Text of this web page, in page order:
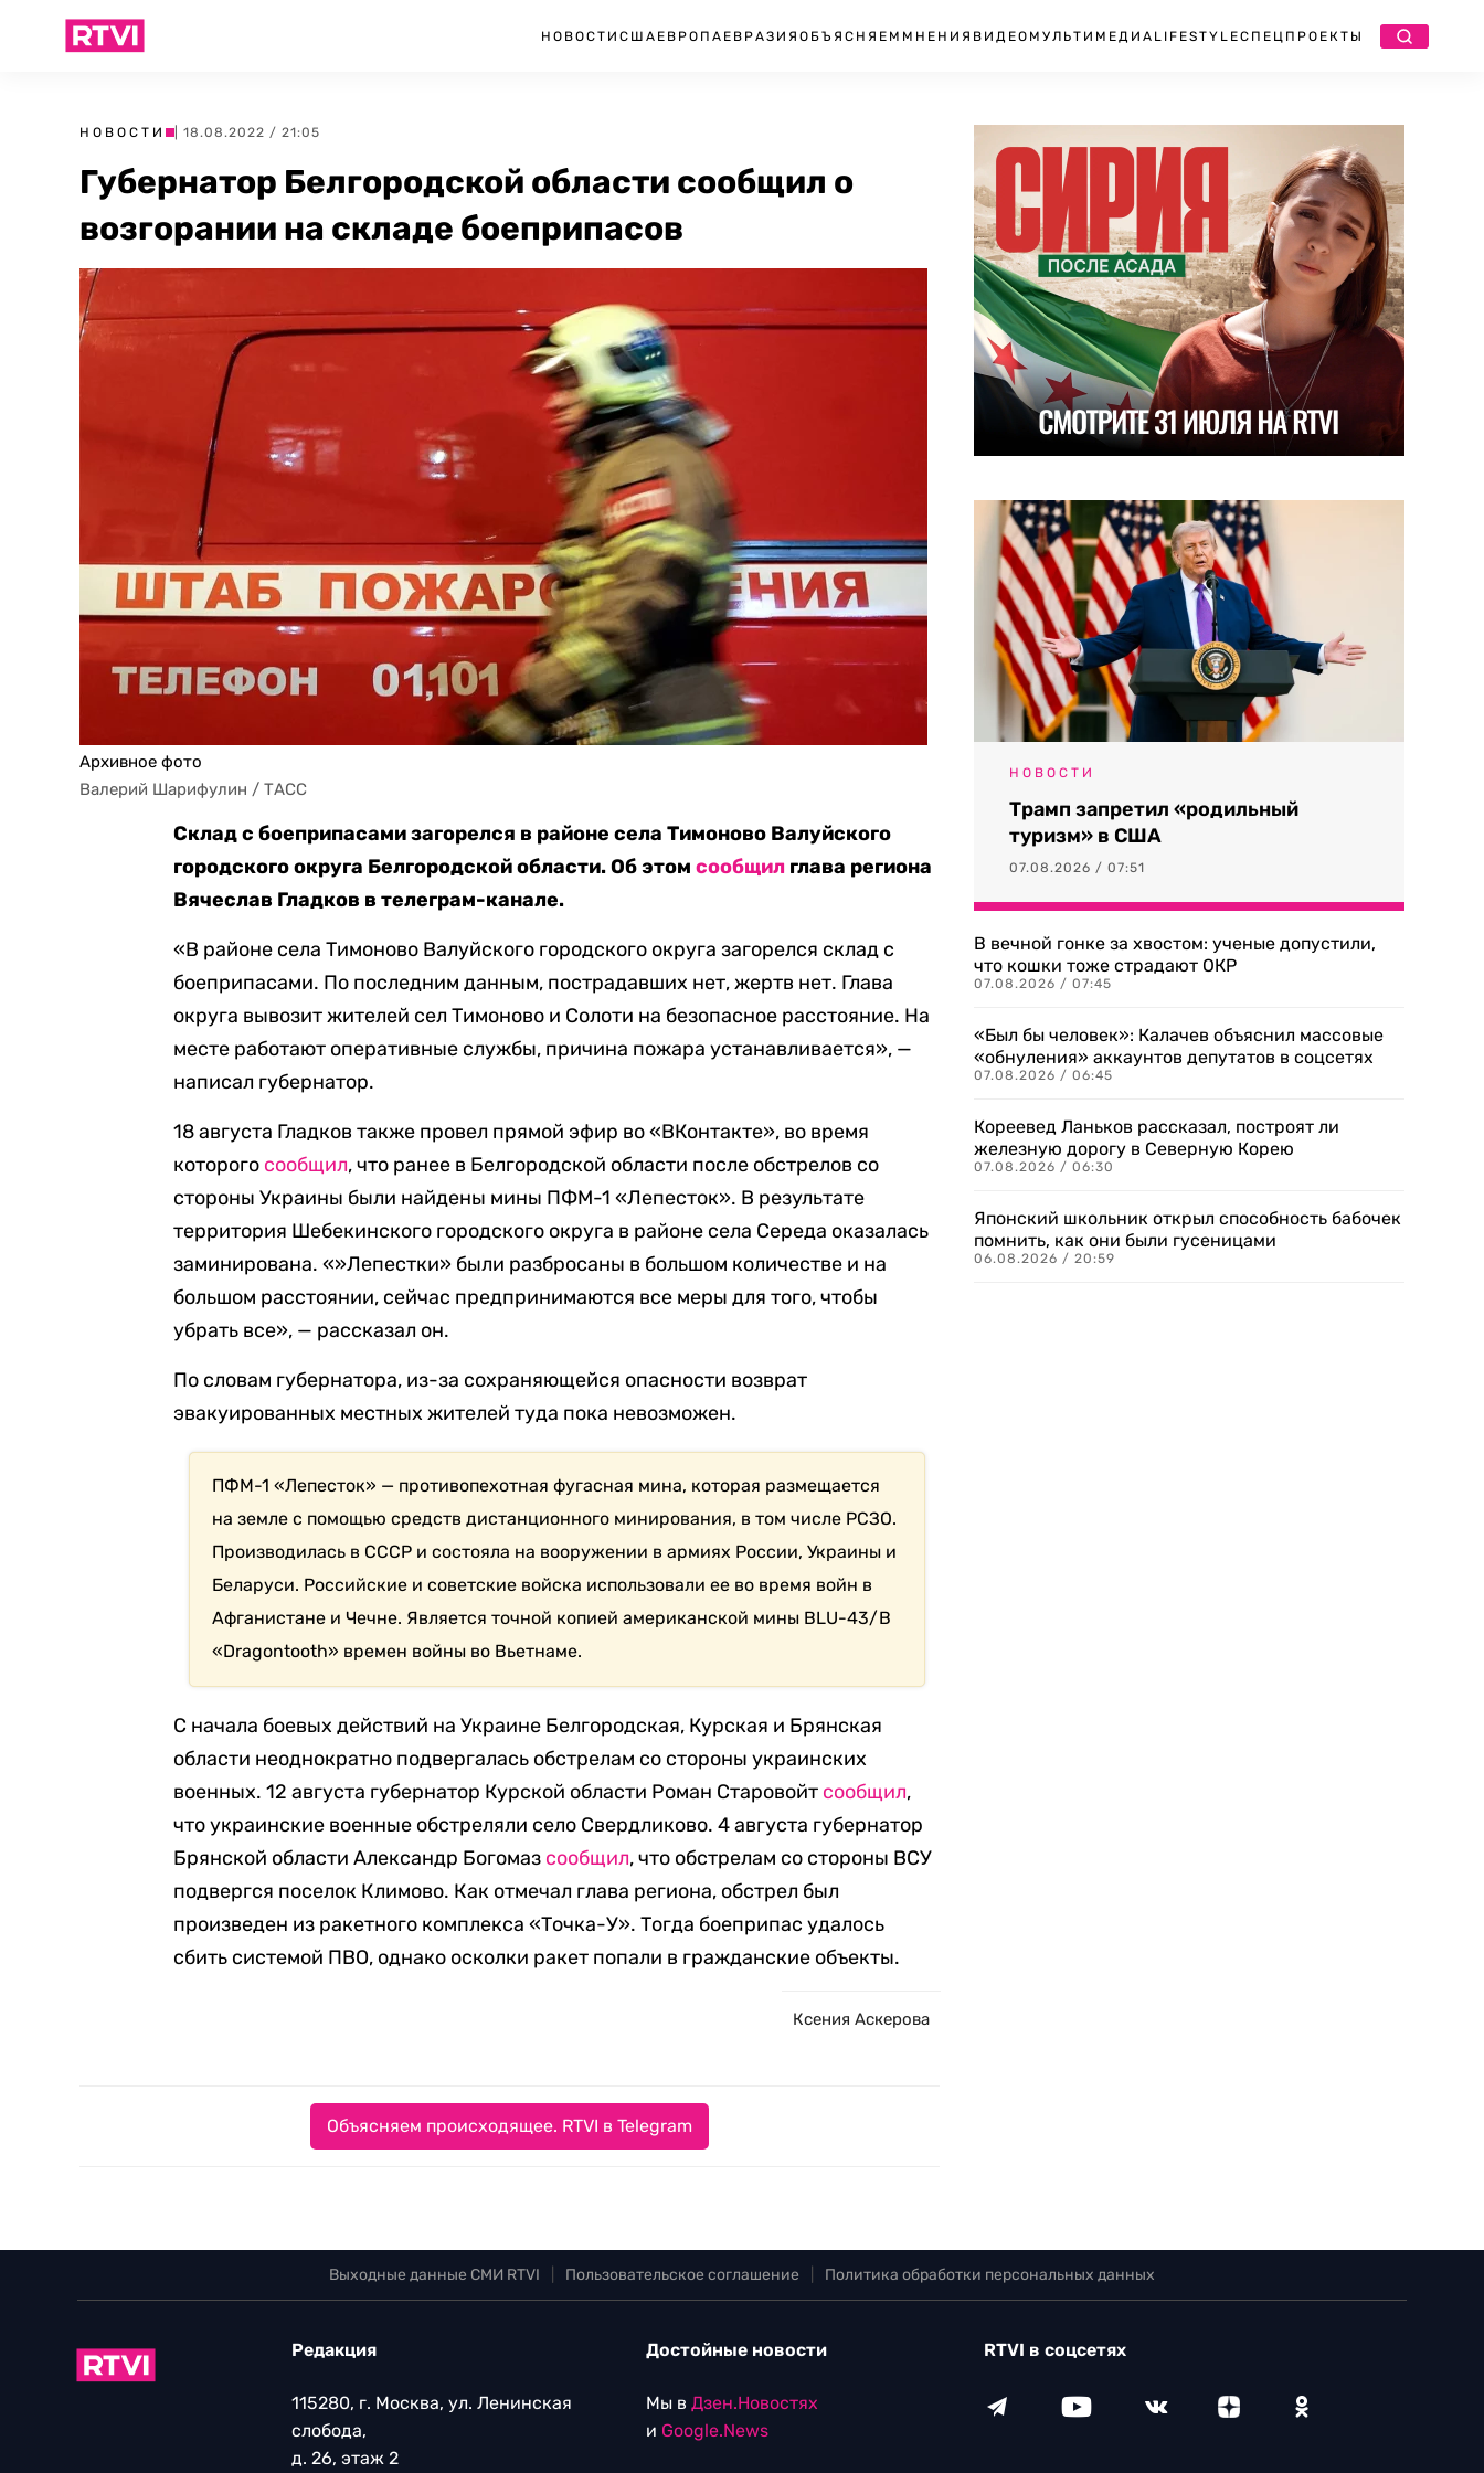
НОВОСТИ США ЕВРОПА ЕВРАЗИЯ ОБЪЯСНЯЕМ МНЕНИЯ ВИДЕО МУЛЬТИМЕДИА LIFESTYLEСПЕЦПРОЕКТЫ
НОВОСТИ | 18.08.2022 / 21:05
Губернатор Белгородской области сообщил о
возгорании на складе боеприпасов
Архивное фото
Валерий Шарифулин / ТАСС
Склад с боеприпасами загорелся в районе села Тимоново Валуйского
городского округа Белгородской области. Об этомсообщил глава региона
Вячеслав Гладков в телеграм-канале.
«В районе села Тимоново Валуйского городского округа загорелся склад с
боеприпасами. По последним данным, пострадавших нет, жертв нет. Глава
округа вывозит жителей сел Тимоново и Солоти на безопасное расстояние. На
месте работают оперативные службы, причина пожара устанавливается», —
написал губернатор.
18 августа Гладков также провел прямой эфир во «ВКонтакте», во время
которого сообщил, что ранее в Белгородской области после обстрелов со
стороны Украины были найдены мины ПФМ-1 «Лепесток». В результате
территория Шебекинского городского округа в районе села Середа оказалась
заминирована. «»Лепестки» были разбросаны в большом количестве и на
большом расстоянии, сейчас предпринимаются все меры для того, чтобы
убрать все», — рассказал он.
По словам губернатора, из-за сохраняющейся опасности возврат
эвакуированных местных жителей туда пока невозможен.
ПФМ-1 «Лепесток» — противопехотная фугасная мина, которая размещается
на земле с помощью средств дистанционного минирования, в том числе РСЗО.
Производилась в СССР и состояла на вооружении в армиях России, Украины и
Беларуси. Российские и советские войска использовали ее во время войн в
Афганистане и Чечне. Является точной копией американской мины BLU-43/B
«Dragontooth» времен войны во Вьетнаме.
С начала боевых действий на Украине Белгородская, Курская и Брянская
области неоднократно подвергалась обстрелам со стороны украинских
военных. 12 августа губернатор Курской области Роман Старовойт сообщил,
что украинские военные обстреляли село Свердликово. 4 августа губернатор
Брянской области Александр Богомаз сообщил, что обстрелам со стороны ВСУ
подвергся поселок Климово. Как отмечал глава региона, обстрел был
произведен из ракетного комплекса «Точка-У». Тогда боеприпас удалось
сбить системой ПВО, однако осколки ракет попали в гражданские объекты.
Ксения Аскерова
Объясняем происходящее. RTVI в Telegram
НОВОСТИ
Трамп запретил «родильный
туризм» в США
07.08.2026 / 07:51
В вечной гонке за хвостом: ученые допустили,
что кошки тоже страдают ОКР
07.08.2026 / 07:45
«Был бы человек»: Калачев объяснил массовые
«обнуления» аккаунтов депутатов в соцсетях
07.08.2026 / 06:45
Кореевед Ланьков рассказал, построят ли
железную дорогу в Северную Корею
07.08.2026 / 06:30
Японский школьник открыл способность бабочек
помнить, как они были гусеницами
06.08.2026 / 20:59
Выходные данные СМИ RTVI Пользовательское соглашение Политика обработки персональных данных
Редакция
115280, г. Москва, ул. Ленинская
слобода,
д. 26, этаж 2
Достойные новости
Мы в Дзен.Новостях
и Google.News
RTVI в соцсетях